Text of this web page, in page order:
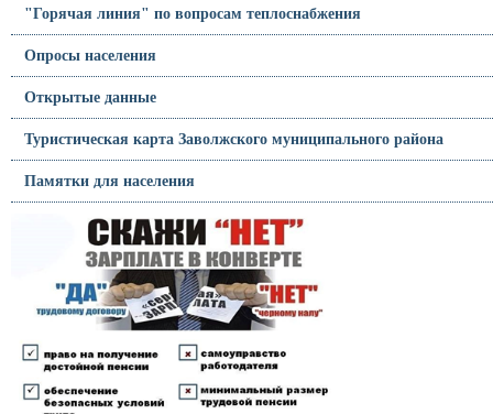
"Горячая линия" по вопросам теплоснабжения
Опросы населения
Открытые данные
Туристическая карта Заволжского муниципального района
Памятки для населения